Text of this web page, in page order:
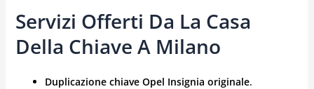
Servizi Offerti Da La Casa
Della Chiave A Milano
Duplicazione chiave Opel Insignia originale.